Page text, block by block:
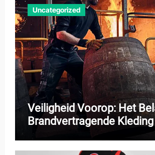
Uncategorized
Veiligheid Voorop: Het
Brandvertragende Kleding